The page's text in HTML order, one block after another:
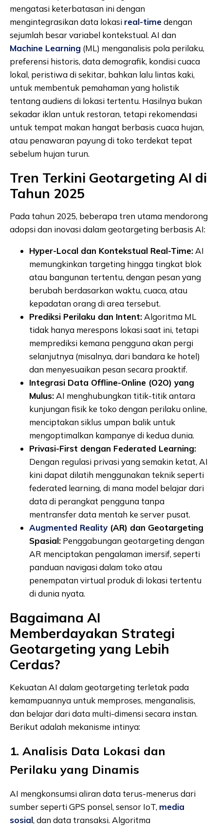
mengatasi keterbatasan ini dengan
mengintegrasikan data lokasi real-timedengan
sejumlah besar variabel kontekstual. AI dan
Machine Learning (ML) menganalisis pola perilaku,
preferensi historis, data demografik, kondisi cuaca
lokal, peristiwa di sekitar, bahkan lalu lintas kaki,
untuk membentuk pemahaman yang holistik
tentang audiens di lokasi tertentu. Hasilnya bukan
sekadar iklan untuk restoran, tetapi rekomendasi
untuk tempat makan hangat berbasis cuaca hujan,
atau penawaran payung di toko terdekat tepat
sebelum hujan turun.
Tren Terkini Geotargeting AI di
Tahun 2025
Pada tahun 2025, beberapa tren utama mendorong
adopsi dan inovasi dalam geotargeting berbasis AI:
Hyper-Local dan Kontekstual Real-Time: AI
memungkinkan targeting hingga tingkat blok
atau bangunan tertentu, dengan pesan yang
berubah berdasarkan waktu, cuaca, atau
kepadatan orang di area tersebut.
Prediksi Perilaku dan Intent: Algoritma ML
tidak hanya merespons lokasi saat ini, tetapi
memprediksi kemana pengguna akan pergi
selanjutnya (misalnya, dari bandara ke hotel)
dan menyesuaikan pesan secara proaktif.
Integrasi Data Offline-Online (O2O) yang
Mulus: AI menghubungkan titik-titik antara
kunjungan fisik ke toko dengan perilaku online,
menciptakan siklus umpan balik untuk
mengoptimalkan kampanye di kedua dunia.
Privasi-First dengan Federated Learning:
Dengan regulasi privasi yang semakin ketat, AI
kini dapat dilatih menggunakan teknik seperti
federated learning, di mana model belajar dari
data di perangkat pengguna tanpa
mentransfer data mentah ke server pusat.
Augmented Reality (AR) dan Geotargeting
Spasial: Penggabungan geotargeting dengan
AR menciptakan pengalaman imersif, seperti
panduan navigasi dalam toko atau
penempatan virtual produk di lokasi tertentu
di dunia nyata.
Bagaimana AI
Memberdayakan Strategi
Geotargeting yang Lebih
Cerdas?
Kekuatan AI dalam geotargeting terletak pada
kemampuannya untuk memproses, menganalisis,
dan belajar dari data multi-dimensi secara instan.
Berikut adalah mekanisme intinya:
1. Analisis Data Lokasi dan
Perilaku yang Dinamis
AI mengkonsumsi aliran data terus-menerus dari
sumber seperti GPS ponsel, sensor IoT, media
sosial, dan data transaksi. Algoritma